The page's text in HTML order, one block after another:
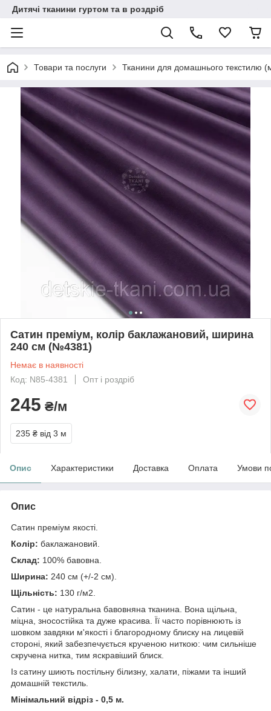
Дитячі тканини гуртом та в роздріб
Товари та послуги Тканини для домашнього текстилю
Сатин преміум, колір баклажановий, ширина
240 см (№4381)
Немає в наявності
Код: N85-4381
Опт і роздріб
245 ₴/м
235 ₴ від 3 м
Опис Характеристики Доставка Оплата Умови
Опис
Сатин преміум якості.
Колір: баклажановий.
Склад: 100% бавовна.
Ширина: 240 см (+/-2 см).
Щільність: 130 г/м2.
Сатин - це натуральна бавовняна тканина. Вона щільна,
міцна, зносостійка та дуже красива. Її часто порівнюють із
шовком завдяки м'якості і благородному блиску на лицевій
стороні, який забезпечується крученою ниткою: чим сильніше
скручена нитка, тим яскравіший блиск.
Із сатину шиють постільну білизну, халати, піжами та інший
домашній текстиль.
Мінімальний відріз - 0,5 м.